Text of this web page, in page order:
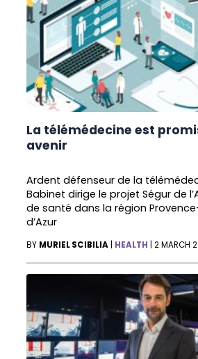
La télémédecine est
avenir
Ardent défenseur de la
Babinet dirige le projet Ségur de
de santé dans la région
d’Azur
BY MURIEL SCIBILIA HEALTH |2 MARCH